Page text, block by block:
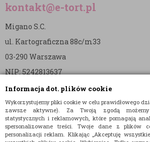
Informacja dot. plików cookie
Wykorzystujemy pliki cookie w celu prawidłowego
zawsze aktywne). Za Twoją zgodą
statystycznych i reklamowych, które pomagają
spersonalizowane treści. Twoje dane z plików
personalizacji reklam. Klikając „Akceptuję
kontakt@e-tort.pl
Migano S.C.
ul. Kartograficzna 88c/m33
03-290 Warszawa
NIP: 5242813637
REGON: 365874905
Nr konta (mBank):
36 1140 2004 0000 3902 8144 2737